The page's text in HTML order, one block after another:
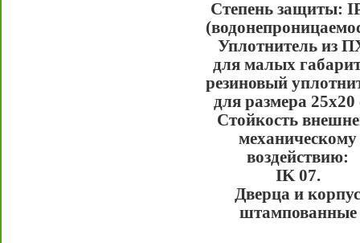
Степень защиты:
Уплотнитель из
для малых
резиновый
для размера 25x20
Стойкость
механическому
воздействию:
IK 07.
Дверца и корпус
штампованные